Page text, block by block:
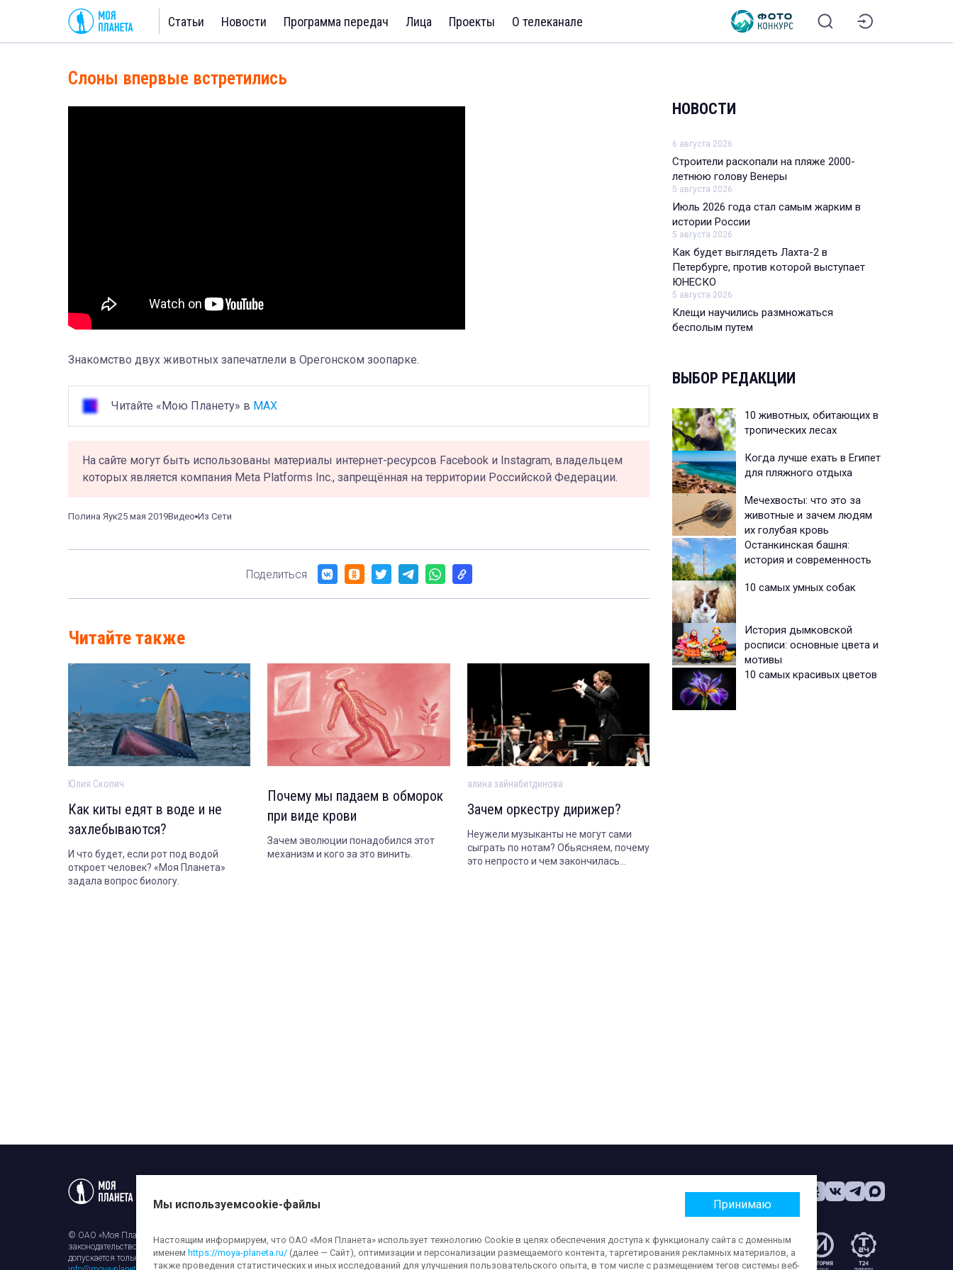
Статьи Новости Программа передач Лица Проекты О телеканале
Слоны впервые встретились
Знакомство двух животных запечатлели в Орегонском зоопарке.
Читайте «Мою Планету» в MAX
На сайте могут быть использованы материалы интернет-ресурсов Facebook и Instagram, владельцем
которых является компания Meta Platforms Inc., запрещённая на территории Российской Федерации.
Полина Яук25 мая 2019Видео Из Сети
Поделиться
Читайте также
Юлия Скопич
Как киты едят в воде и не
захлебываются?
И что будет, если рот под водой
откроет человек? «Моя Планета»
задала вопрос биологу.
Почему мы падаем в обморок
при виде крови
Зачем эволюции понадобился этот
механизм и кого за это винить.
алина зайнабитдинова
Зачем оркестру дирижер?
Неужели музыканты не могут сами
сыграть по нотам? Обьясняем, почему
это непросто и чем закончилась
НОВОСТИ
6 августа 2026
Строители раскопали на пляже 2000-
летнюю голову Венеры
5 августа 2026
Июль 2026 года стал самым жарким в
истории России
5 августа 2026
Как будет выглядеть Лахта-2 в
Петербурге, против которой выступает
ЮНЕСКО
5 августа 2026
Клещи научились размножаться
бесполым путем
ВЫБОР РЕДАКЦИИ
10 животных, обитающих в
тропических лесах
Когда лучше ехать в Египет
для пляжного отдыха
Мечехвосты: что это за
животные и зачем людям
их голубая кровь
Останкинская башня:
история и современность
10 самых умных собак
История дымковской
росписи: основные цвета и
мотивы
10 самых красивых цветов
© ОАО «Моя Планета». Все права на любые материалы, опубликованные на сайте, защищены в соответствии с российским и международным
законодательством об авторском праве и смежных правах. Использование любых аудио-, фото- и видеоматериалов, размещенных на сайте,
допускается только с разрешения правообладателя и ссылкой на сайтmoya-planeta.ru. Адрес для направления юридически значимых сообщений:
Мы используемcookie-файлы Принимаю
Настоящим информируем, что ОАО «Моя Планета» использует технологию Cookie в целях обеспечения доступа к функционалу сайта с доменным
именем https://moya-planeta.ru/ (далее — Сайт), оптимизации и персонализации размещаемого контента, таргетирования рекламных материалов, а
также проведения статистических и иных исследований для улучшения пользовательского опыта, в том числе с размещением тегов системы веб-